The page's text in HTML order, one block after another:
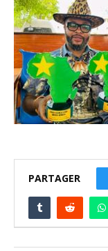
PARTAGER